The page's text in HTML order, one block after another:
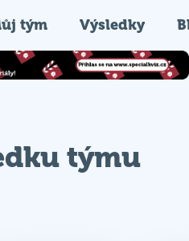
tým Výsledky
týmu